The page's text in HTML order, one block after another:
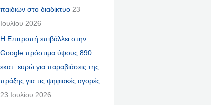
παιδιών στο διαδίκτυο 23
Ιουλίου 2026
Η Επιτροπή επιβάλλει στην
Google πρόστιμα ύψους 890
εκατ. ευρώ για παραβιάσεις της
πράξης για τις ψηφιακές αγορές
23 Ιουλίου 2026